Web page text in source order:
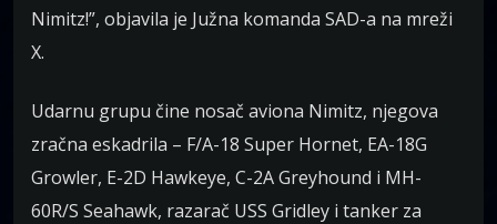
Nimitz!”, objavila je Južna komanda SAD-a na mreži
X.
Udarnu grupu čine nosač aviona Nimitz, njegova
zračna eskadrila – F/A-18 Super Hornet, EA-18G
Growler, E-2D Hawkeye, C-2A Greyhound i MH-
60R/S Seahawk, razarač USS Gridley i tanker za